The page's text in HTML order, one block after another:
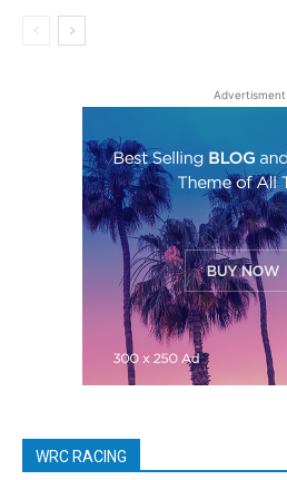
Advertisment
WRC RACING